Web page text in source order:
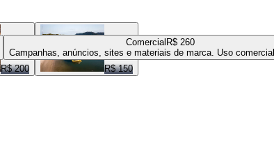
R$ 200 R$ 150
Comercial R$ 260
Campanhas, anúncios, sites e materiais de marca. Uso